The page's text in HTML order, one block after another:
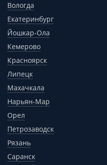
Вологда
Екатеринбург
Йошкар-Ола
Кемерово
Красноярск
Липецк
Махачкала
Нарьян-Мар
Орел
Петрозаводск
Рязань
Саранск